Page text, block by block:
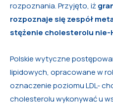
rozpoznania. Przyjęto, iż
rozpoznaje się zespół
stężenie cholesterolu nie-
Polskie wytyczne
lipidowych, opracowane w
oznaczenie poziomu LDL-
cholesterolu wykonywać u